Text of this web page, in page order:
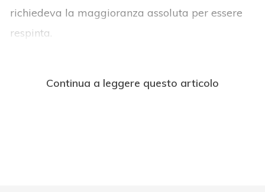
richiedeva la maggioranza assoluta per essere
respinta.
Continua a leggere questo articolo